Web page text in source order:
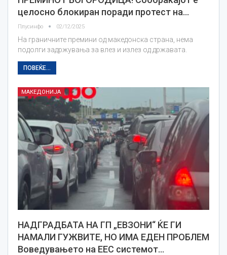
целосно блокиран поради протест на…
Плусинфо 02/12/2025
На граничните премини од македонска страна, нема
подолги задржувања за влез и излез од државата.
ПОВЕЌЕ...
МАКЕДОНИЈА
НАДГРАДБАТА НА ГП „ЕВЗОНИ“ ЌЕ ГИ
НАМАЛИ ГУЖВИТЕ, НО ИМА ЕДЕН ПРОБЛЕМ
Воведувањето на ЕЕС системот…